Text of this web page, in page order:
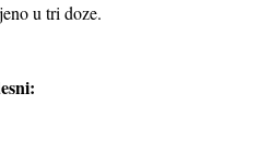
u tri doze.